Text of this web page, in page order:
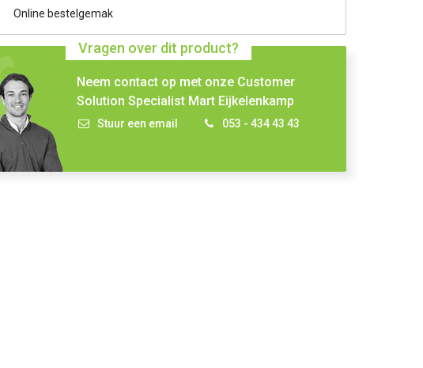
Online bestelgemak
Vragen over dit product?
Neem contact op met onze Customer
Solution Specialist Mart Eijkelenkamp
Stuur een email 053 - 434 43 43